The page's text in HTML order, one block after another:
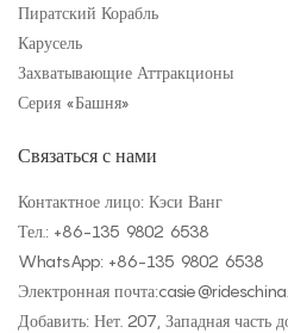
Пиратский Корабль
Карусель
Захватывающие Аттракционы
Серия «Башня»
Связаться с нами
Контактное лицо: Кэси Ванг
Тел.: +86-135 9802 6538
WhatsApp: +86-135 9802 6538
Электронная почта:
Добавить: Нет. 207, Западная часть